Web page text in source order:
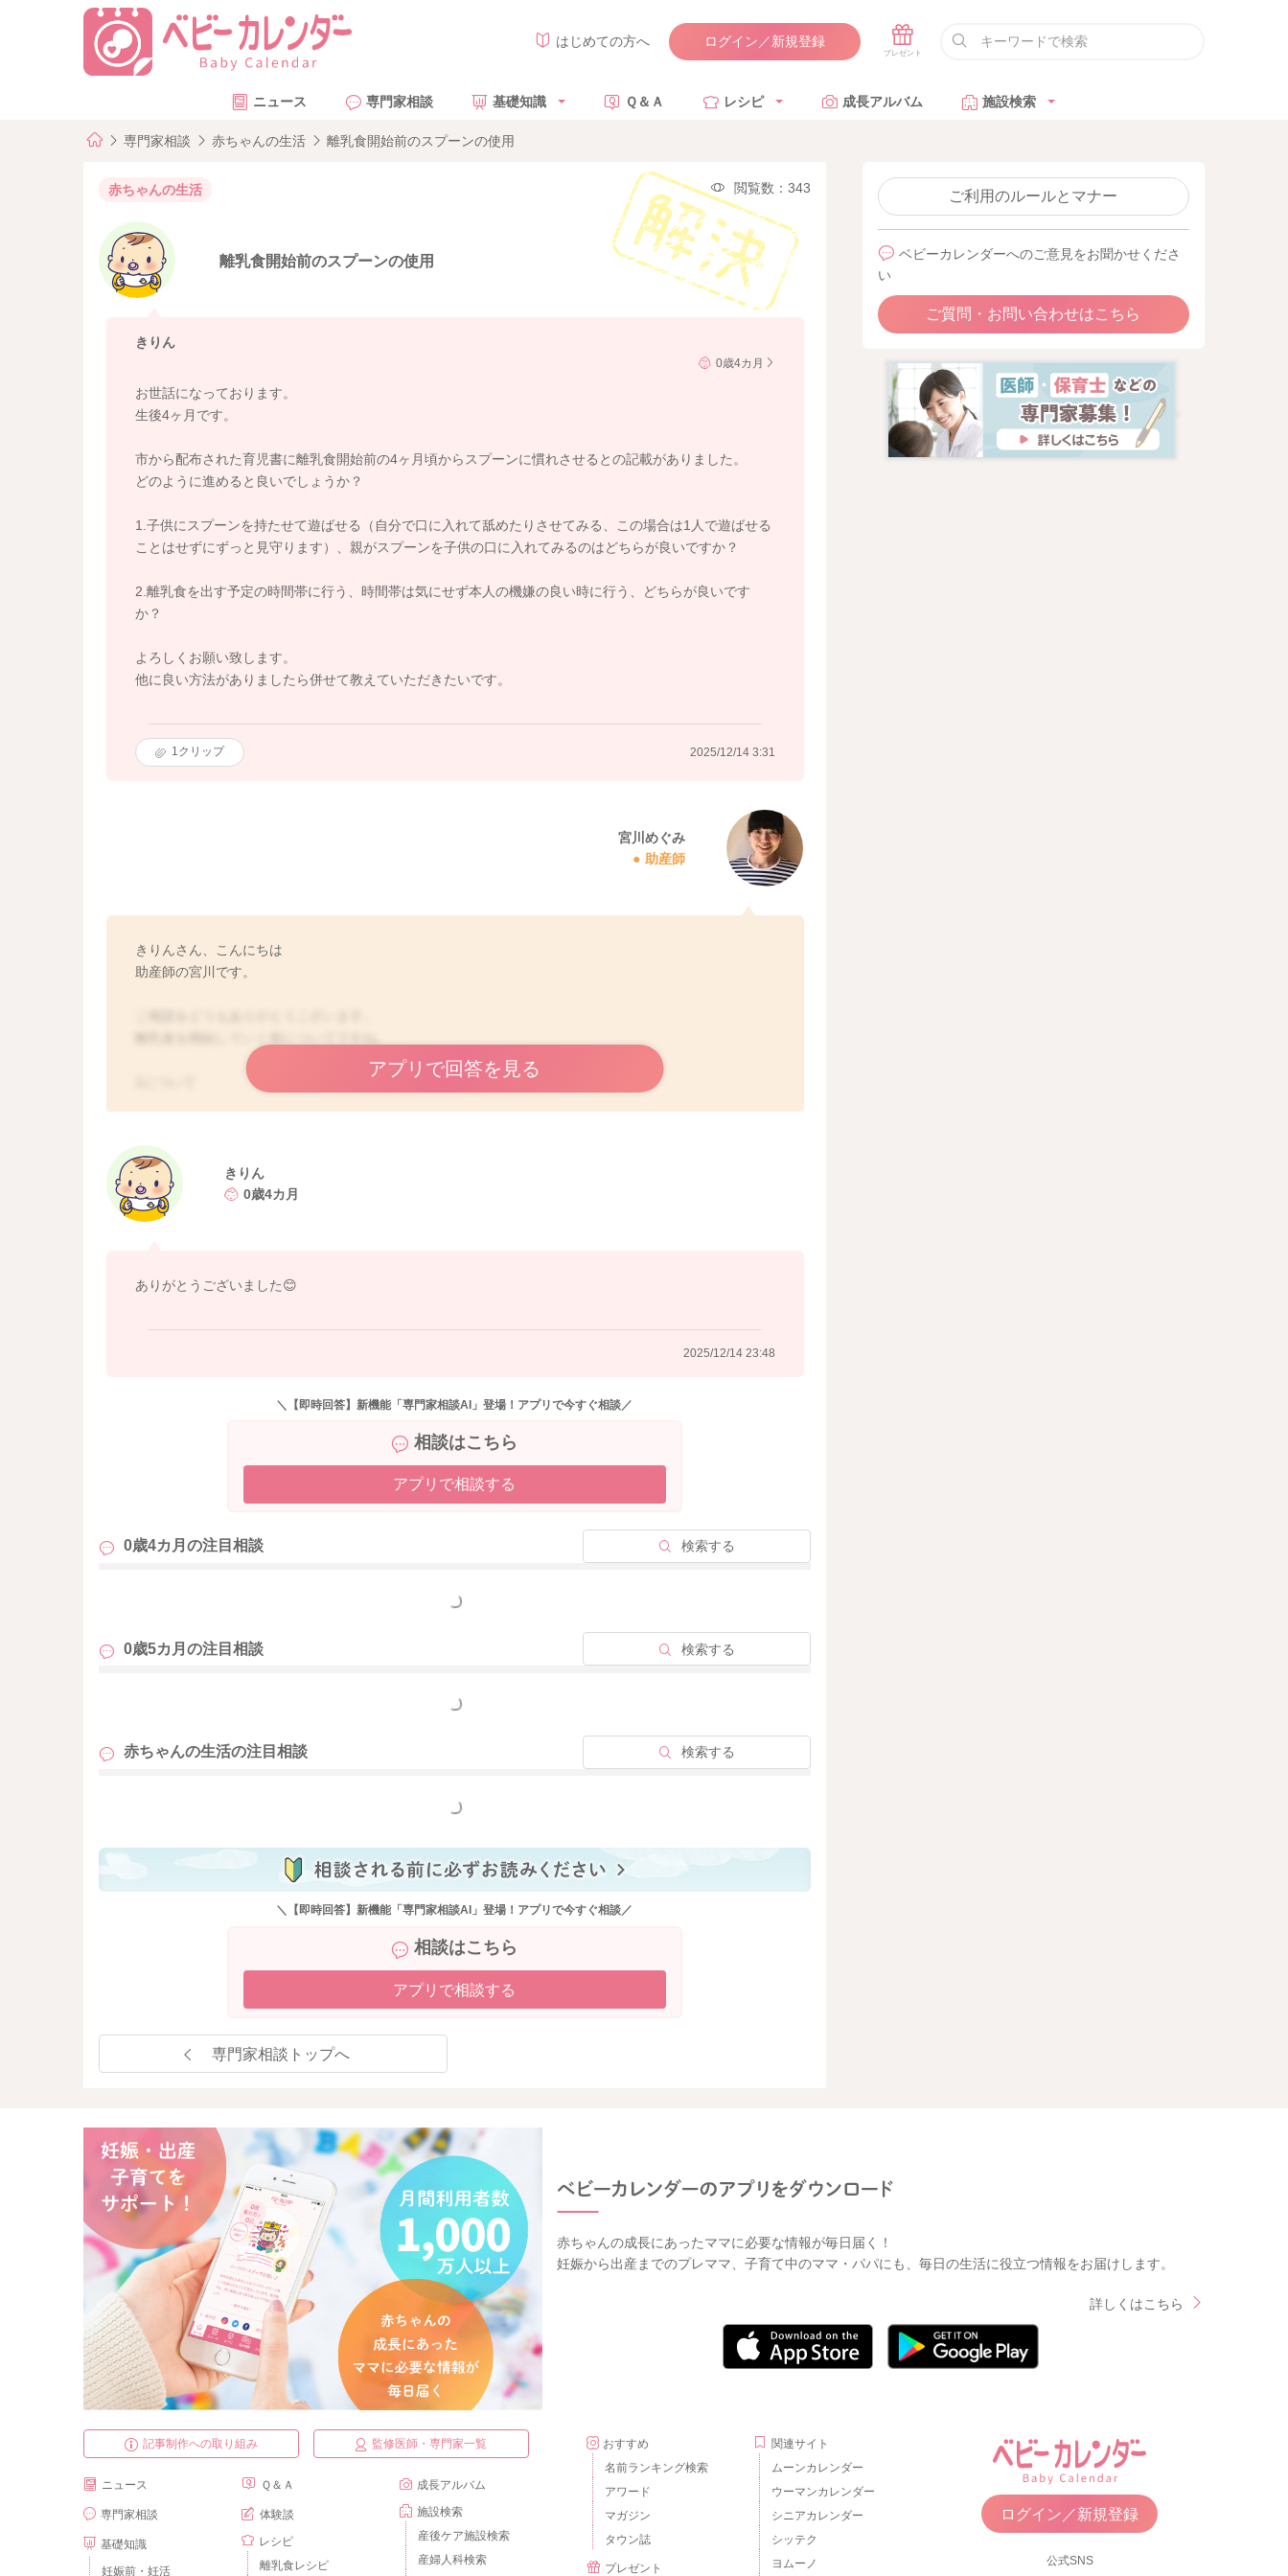
はじめての方へ ログイン／新規登録
ニュース 専門家相談 基礎知識 Ｑ＆Ａ レシピ 成長アルバム 施設検索
専門家相談 赤ちゃんの生活 離乳食開始前のスプーンの使用
赤ちゃんの生活 閲覧数：343
離乳食開始前のスプーンの使用
きりん
0歳4カ月
お世話になっております。
生後4ヶ月です。
市から配布された育児書に離乳食開始前の4ヶ月頃からスプーンに慣れさせるとの記載がありました。
どのように進めると良いでしょうか？
1.子供にスプーンを持たせて遊ばせる（自分で口に入れて舐めたりさせてみる、この場合は1人で遊ばせる
ことはせずにずっと見守ります）、親がスプーンを子供の口に入れてみるのはどちらが良いですか？
2.離乳食を出す予定の時間帯に行う、時間帯は気にせず本人の機嫌の良い時に行う、どちらが良いです
か？
よろしくお願い致します。
他に良い方法がありましたら併せて教えていただきたいです。
1クリップ 2025/12/14 3:31
宮川めぐみ
助産師
きりんさん、こんにちは
助産師の宮川です。
書かれていたように、見守りながら安全に好きなようにやらせてあげてください。
2について
お子さんの機嫌がよく、かかりつけの診療時間が、食後2時間と重なるような時間帯を狙っていただくとい
どうぞよろしくお願いします。
アプリで回答を見る
きりん
0歳4カ月
ありがとうございました😊
2025/12/14 23:48
＼【即時回答】新機能「専門家相談AI」登場！アプリで今すぐ相談／
相談はこちら
アプリで相談する
0歳4カ月の注目相談 検索する
もっと見る
0歳5カ月の注目相談 検索する
もっと見る
赤ちゃんの生活の注目相談 検索する
もっと見る
＼【即時回答】新機能「専門家相談AI」登場！アプリで今すぐ相談／
相談はこちら
アプリで相談する
専門家相談トップへ
ご利用のルールとマナー
ベビーカレンダーへのご意見をお聞かせくださ
い
ご質問・お問い合わせはこちら
赤ちゃんの成長にあったママに必要な情報が毎日届く！
妊娠から出産までのプレママ、子育て中のママ・パパにも、毎日の生活に役立つ情報をお届けします。
詳しくはこちら
記事制作への取り組み 監修医師・専門家一覧
ニュース
専門家相談
基礎知識
妊娠前・妊活
Ｑ＆Ａ
体験談
レシピ
離乳食レシピ
成長アルバム
施設検索
産後ケア施設検索
産婦人科検索
おすすめ
名前ランキング検索
アワード
マガジン
タウン誌
プレゼント
関連サイト
ムーンカレンダー
ウーマンカレンダー
シニアカレンダー
シッテク
ヨムーノ
ログイン／新規登録
公式SNS